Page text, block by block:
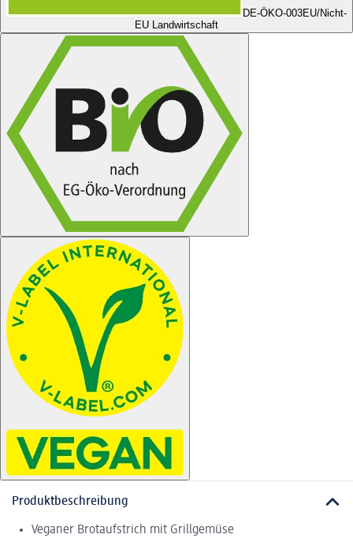
DE-ÖKO-003EU/Nicht-
EU Landwirtschaft
Produktbeschreibung
Veganer Brotaufstrich mit Grillgemüse